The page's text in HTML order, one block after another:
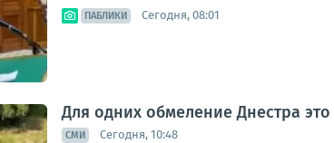
ПАБЛИКИ Сегодня, 08:01
Для одних обмеление Днестра
СМИ Сегодня, 10:48